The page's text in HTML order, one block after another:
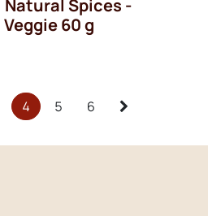
Natural Spices -
60 g
4 5 6